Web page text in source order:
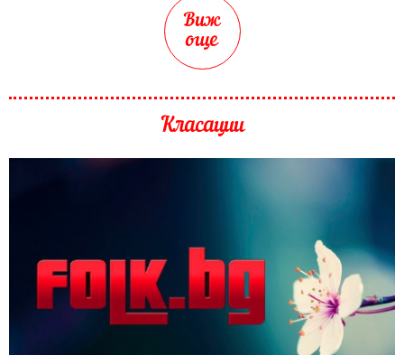
Виж
още
Класации